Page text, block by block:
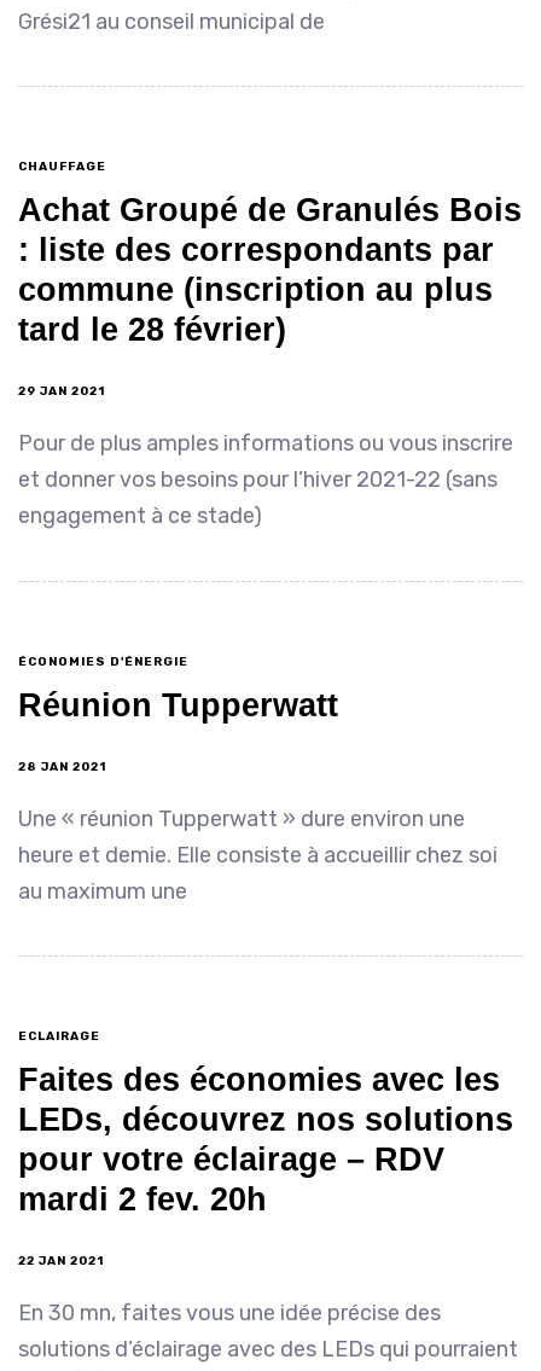
Grési21 au conseil municipal de
CHAUFFAGE
Achat Groupé de Granulés Bois
: liste des correspondants par
commune (inscription au plus
tard le 28 février)
29 JAN 2021
Pour de plus amples informations ou vous inscrire
et donner vos besoins pour l’hiver 2021-22 (sans
engagement à ce stade)
ÉCONOMIES D'ÉNERGIE
Réunion Tupperwatt
28 JAN 2021
Une « réunion Tupperwatt » dure environ une
heure et demie. Elle consiste à accueillir chez soi
au maximum une
ECLAIRAGE
Faites des économies avec les
LEDs, découvrez nos solutions
pour votre éclairage – RDV
mardi 2 fev. 20h
22 JAN 2021
En 30 mn, faites vous une idée précise des
solutions d’éclairage avec des LEDs qui pourraient